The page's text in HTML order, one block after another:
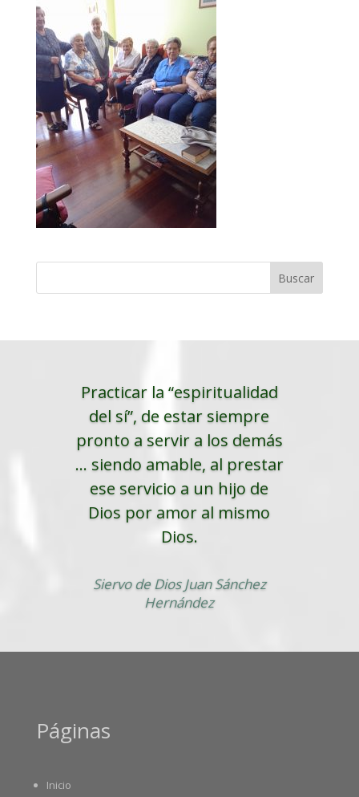
Practicar la “espiritualidad
del sí”, de estar siempre
pronto a servir a los demás
... siendo amable, al prestar
ese servicio a un hijo de
Dios por amor al mismo
Dios.
Siervo de Dios Juan Sánchez
Hernández
Páginas
Inicio